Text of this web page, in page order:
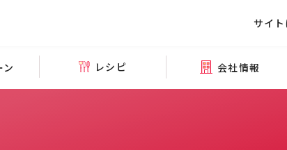
サイ
レシピ 会社情報